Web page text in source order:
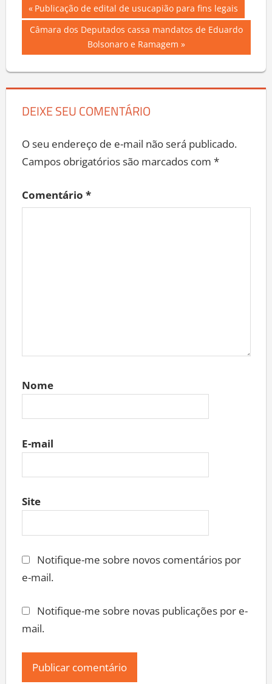
Navegação
de
Post
Previous
Post:
Publicação de edital de usucapião para fins legais
Next
Câmara dos Deputados cassa mandatos de Eduardo
Bolsonaro e Ramagem
DEIXE SEU COMENTÁRIO
O seu endereço de e-mail não será publicado.
Campos obrigatórios são marcados com *
Comentário *
Nome
E-mail
Site
Notifique-me sobre novos comentários por
e-mail.
Notifique-me sobre novas publicações por e-
mail.